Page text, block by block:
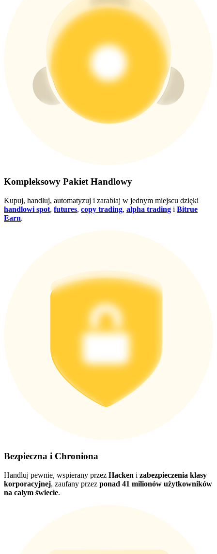
77,777+3k Rewards
Więcej wydarzeń
Wygraj nagrody i ekskluzywne bonusy
Kompleksowy Pakiet Handlowy
Kupuj, handluj, automatyzuj i zarabiaj w jednym miejscu dzięki
handlowi spot, futures, copy trading, alpha trading i Bitrue
Earn.
Bezpieczna i Chroniona
Handluj pewnie, wspierany przez Hacken i zabezpieczenia klasy
korporacyjnej, zaufany przez ponad 41 milionów użytkowników
na całym świecie.